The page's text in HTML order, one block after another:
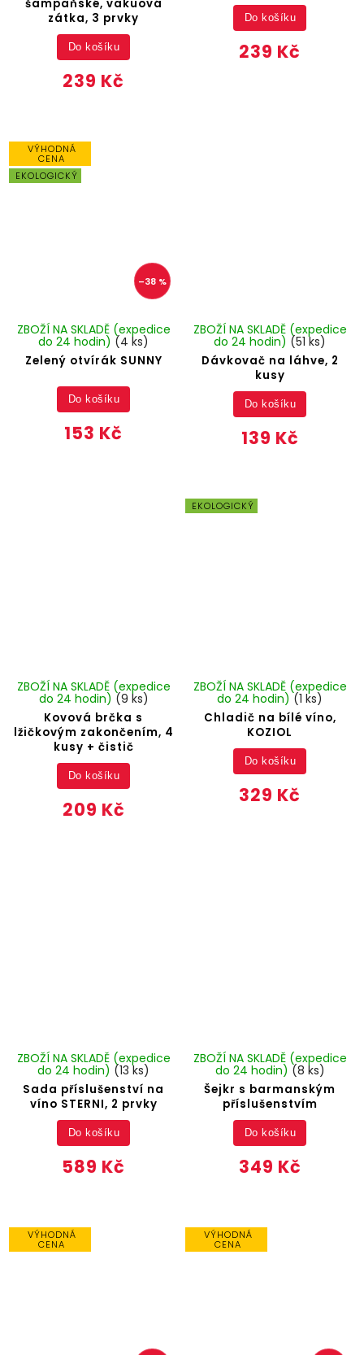
šampaňské, vakuová
zátka, 3 prvky
239 Kč
Do košíku 239 Kč
Do košíku
VÝHODNÁ
CENA
EKOLOGICKÝ
–38 %
Zelený otvírák SUNNY
ZBOŽÍ NA SKLADĚ (expedice
do 24 hodin) (4 ks)
153 Kč
Do košíku
Dávkovač na láhve, 2
kusy
ZBOŽÍ NA SKLADĚ (expedice
do 24 hodin) (51 ks)
139 Kč
Do košíku
Kovová brčka s
lžičkovým zakončením, 4
kusy + čistič
ZBOŽÍ NA SKLADĚ (expedice
do 24 hodin) (9 ks)
209 Kč
Do košíku
EKOLOGICKÝ
Chladič na bílé víno,
KOZIOL
ZBOŽÍ NA SKLADĚ (expedice
do 24 hodin) (1 ks)
329 Kč
Do košíku
Sada příslušenství na
víno STERNI, 2 prvky
ZBOŽÍ NA SKLADĚ (expedice
do 24 hodin) (13 ks)
589 Kč
Do košíku
Šejkr s barmanským
příslušenstvím
ZBOŽÍ NA SKLADĚ (expedice
do 24 hodin) (8 ks)
349 Kč
Do košíku
VÝHODNÁ
CENA
VÝHODNÁ
CENA